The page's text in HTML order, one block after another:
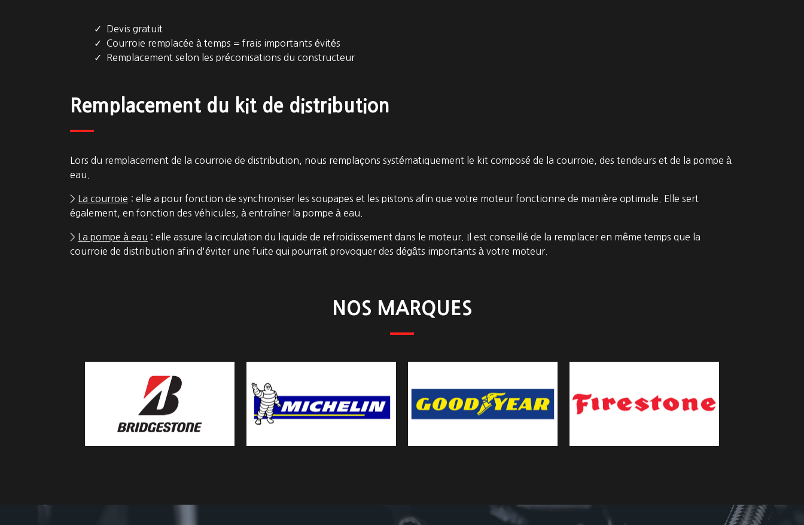
Devis gratuit
Courroie remplacée à temps = frais importants évités
Remplacement selon les préconisations du constructeur
Remplacement du kit de distribution
Lors du remplacement de la courroie de distribution, nous remplaçons systématiquement le kit composé de la courroie, des tendeurs et de la pompe à
eau.
> La courroie : elle a pour fonction de synchroniser les soupapes et les pistons afin que votre moteur fonctionne de manière optimale. Elle sert
également, en fonction des véhicules, à entraîner la pompe à eau.
> La pompe à eau : elle assure la circulation du liquide de refroidissement dans le moteur. Il est conseillé de la remplacer en même temps que la
courroie de distribution afin d'éviter une fuite qui pourrait provoquer des dégâts importants à votre moteur.
NOS MARQUES